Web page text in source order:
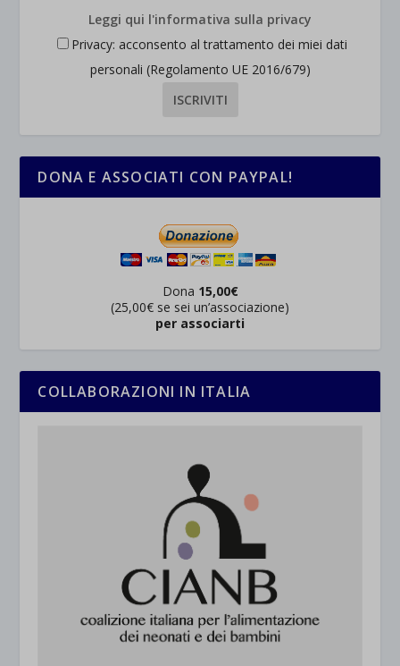
Leggi qui l'informativa sulla privacy
Privacy: acconsento al trattamento dei miei dati
personali (Regolamento UE 2016/679)
DONA E ASSOCIATI CON PAYPAL!
Dona 15,00€
(25,00€ se sei un’associazione)
per associarti
COLLABORAZIONI IN ITALIA